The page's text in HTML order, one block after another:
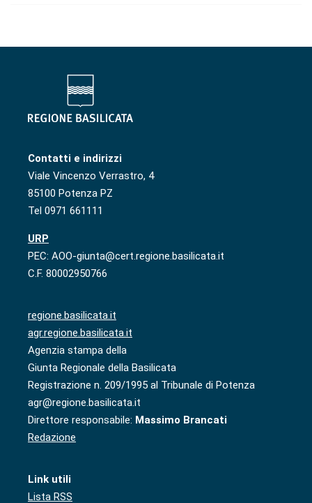
Contatti e indirizzi
Viale Vincenzo Verrastro, 4
85100 Potenza PZ
Tel 0971 661111
URP
PEC: AOO-giunta@cert.regione.basilicata.it
C.F. 80002950766
regione.basilicata.it
agr.regione.basilicata.it
Agenzia stampa della
Giunta Regionale della Basilicata
Registrazione n. 209/1995 al Tribunale di Potenza
agr@regione.basilicata.it
Direttore responsabile: Massimo Brancati
Redazione
Link utili
Lista RSS